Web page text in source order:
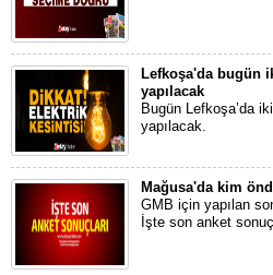
Lefkoşa'da bugün
yapılacak
Bugün Lefkoşa’da
yapılacak.
Mağusa'da kim
GMB için yapılan
İşte son anket